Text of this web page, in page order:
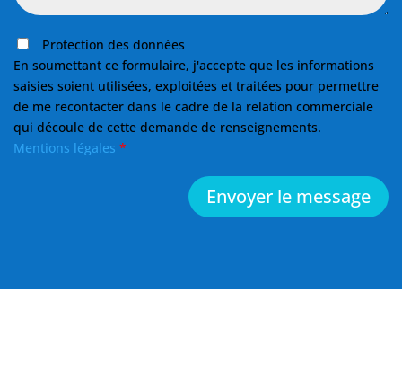
Protection des données
En soumettant ce formulaire, j'accepte que les informations
saisies soient utilisées, exploitées et traitées pour permettre
de me recontacter dans le cadre de la relation commerciale
qui découle de cette demande de renseignements.
Mentions légales *
Envoyer le message